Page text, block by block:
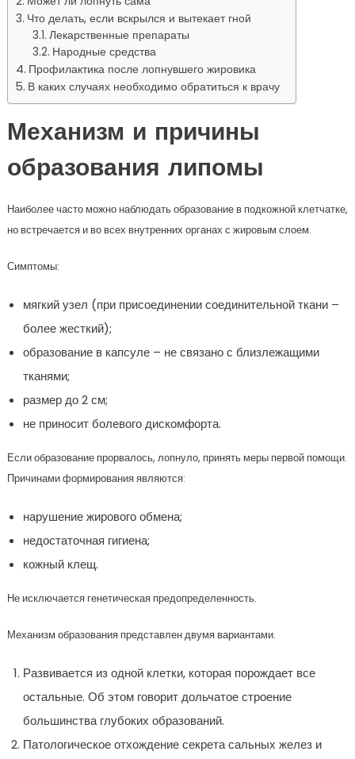
Что делать, если вскрылся и вытекает гной
Лекарственные препараты
Народные средства
Профилактика после лопнувшего жировика
В каких случаях необходимо обратиться к врачу
Механизм и причины
образования липомы
Наиболее часто можно наблюдать образование в подкожной клетчатке,
но встречается и во всех внутренних органах с жировым слоем.
Симптомы:
мягкий узел (при присоединении соединительной ткани –
более жесткий);
образование в капсуле – не связано с близлежащими
тканями;
размер до 2 см;
не приносит болевого дискомфорта.
Если образование прорвалось, лопнуло, принять меры первой помощи.
Причинами формирования являются:
нарушение жирового обмена;
недостаточная гигиена;
кожный клещ.
Не исключается генетическая предопределенность.
Механизм образования представлен двумя вариантами.
Развивается из одной клетки, которая порождает все
остальные. Об этом говорит дольчатое строение
большинства глубоких образований.
Патологическое отхождение секрета сальных желез и